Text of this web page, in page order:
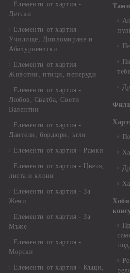
Елементи от хартия -
Детски
Елементи от хартия -
Училище, Дипломиране и
Абитуриентски
Елементи от хартия -
Животни, птици, пеперуди
Елементи от хартия -
Любов, Сватба, Свети
Валентин
Елементи от хартия -
Дантели, бордюри, ъгли
Елементи от хартия - Рамки
Елементи от хартия - Цветя,
листа и клони
Елементи от хартия - За
Жени
Елементи от хартия - За
Мъже
Елементи от хартия -
Морски
Елементи от хартия - Къщи,